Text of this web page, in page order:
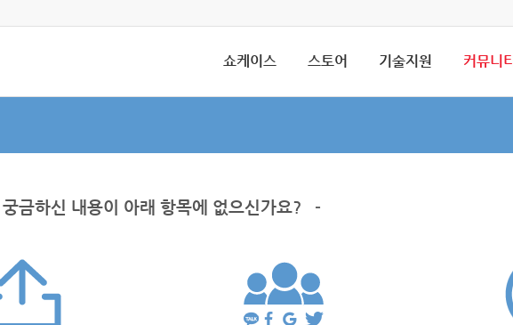
쇼케이스 스토어 기술지원 커뮤니티
궁금하신 내용이 아래 항목에 없으신가요? -